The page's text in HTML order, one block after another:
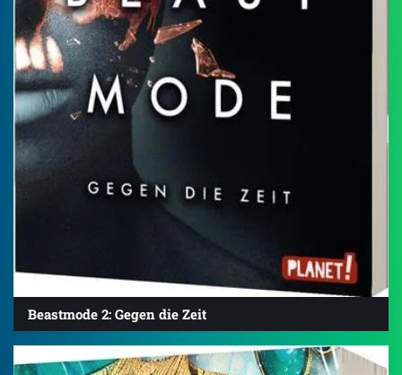
Beastmode 2: Gegen die Zeit